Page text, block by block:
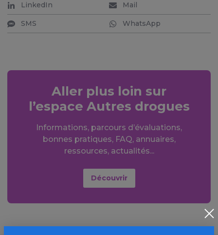
LinkedIn Mail
SMS WhatsApp
Aller plus loin sur
l’espace Autres drogues
Informations, parcours d’évaluations,
bonnes pratiques, FAQ, annuaires,
ressources, actualités...
Découvrir